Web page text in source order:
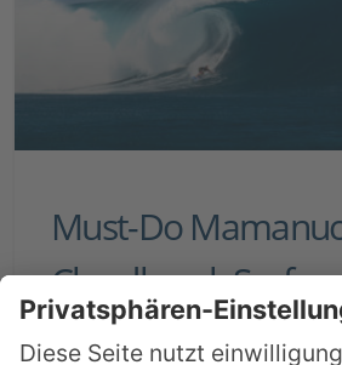
Must-Do
Cloudbreak Surfen
Cloudbreak heißt die beste